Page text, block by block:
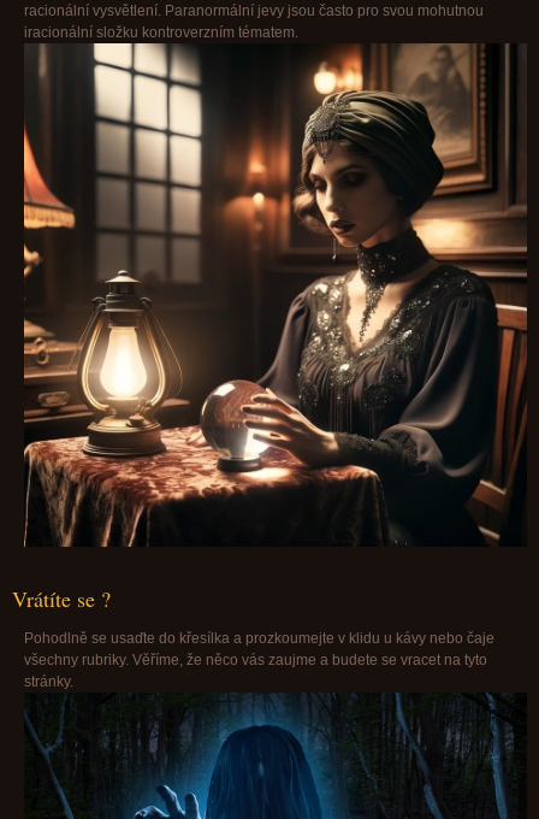
racionální vysvětlení. Paranormální jevy jsou často pro svou mohutnou
iracionální složku kontroverzním tématem.
Vrátíte se ?
Pohodlně se usaďte do křesílka a prozkoumejte v klidu u kávy nebo čaje
všechny rubriky. Věříme, že něco vás zaujme a budete se vracet na tyto
stránky.